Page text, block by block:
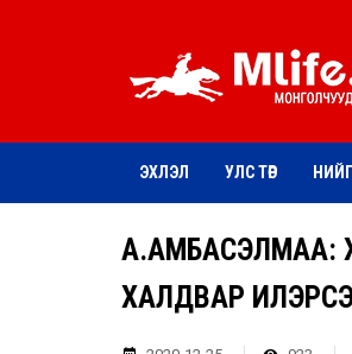
ЭХЛЭЛ УЛС ТӨР
А.АМБАСЭЛМАА:
ХАЛДВАР